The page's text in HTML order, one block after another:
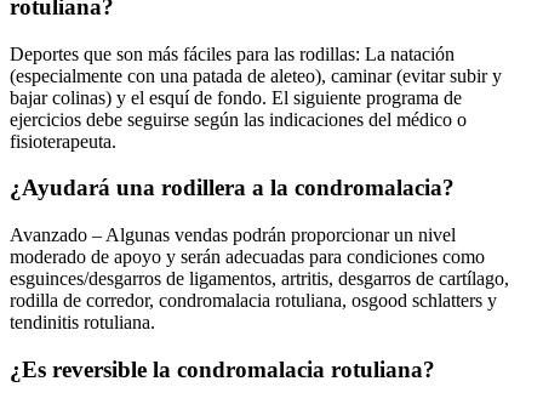
rotuliana?
Deportes que son más fáciles para las rodillas: La natación
(especialmente con una patada de aleteo), caminar (evitar subir y
bajar colinas) y el esquí de fondo. El siguiente programa de
ejercicios debe seguirse según las indicaciones del médico o
fisioterapeuta.
¿Ayudará una rodillera a la condromalacia?
Avanzado – Algunas vendas podrán proporcionar un nivel
moderado de apoyo y serán adecuadas para condiciones como
esguinces/desgarros de ligamentos, artritis, desgarros de cartílago,
rodilla de corredor, condromalacia rotuliana, osgood schlatters y
tendinitis rotuliana.
¿Es reversible la condromalacia rotuliana?